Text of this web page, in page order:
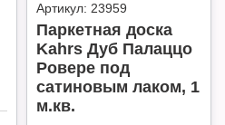
Артикул: 23959
Паркетная доска
Kahrs Дуб Палаццо
Ровере под
сатиновым лаком, 1
м.кв.